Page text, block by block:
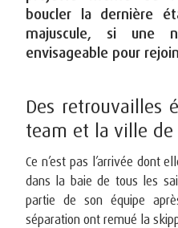
boucler la dernière
majuscule, si une
envisageable pour
Des retrouvailles
team et la ville de
Ce n’est pas l’arrivée dont
dans la baie de tous les
partie de son équipe
séparation ont remué la